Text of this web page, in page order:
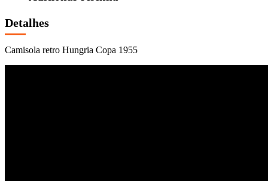
Detalhes
Camisola retro Hungria Copa 1955